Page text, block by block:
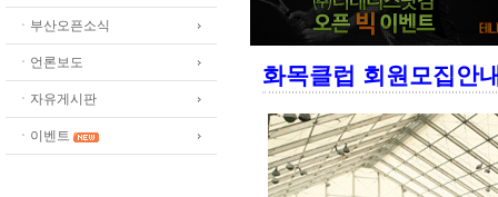
ㆍ부산오픈소식
ㆍ언론보도
ㆍ자유게시판
ㆍ이벤트
화목클럽 회원모집안